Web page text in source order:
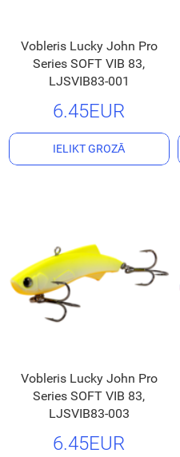
Vobleris Lucky John Pro
Series SOFT VIB 83,
LJSVIB83-001
6.45EUR
IELIKT GROZĀ
Vobleris Lucky John Pro
Series SOFT VIB 83,
LJSVIB83-003
6.45EUR